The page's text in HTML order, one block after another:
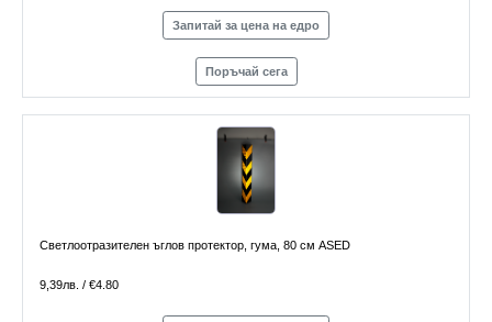
Запитай за цена на едро
Поръчай сега
Светлоотразителен ъглов протектор, гума, 80 см ASED
9,39лв. / €4.80